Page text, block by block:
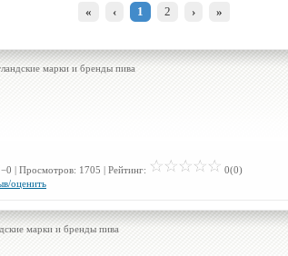
« ‹ 1 2 › »
марки и бренды пива
−0 | Просмотров: 1705 | Рейтинг:
0(0)
оценить
марки и бренды пива